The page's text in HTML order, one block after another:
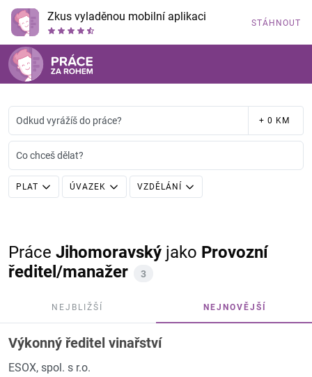
Zkus vyladěnou mobilní aplikaci STÁHNOUT
Odkud vyrážíš do práce? + 0 KM
Co chceš dělat?
PLAT ÚVAZEK VZDĚLÁNÍ
Práce Jihomoravský jako Provozní
ředitel/manažer
3
NEJBLIŽŠÍ NEJNOVĚJŠÍ
Výkonný ředitel vinařství
ESOX, spol. s r.o.